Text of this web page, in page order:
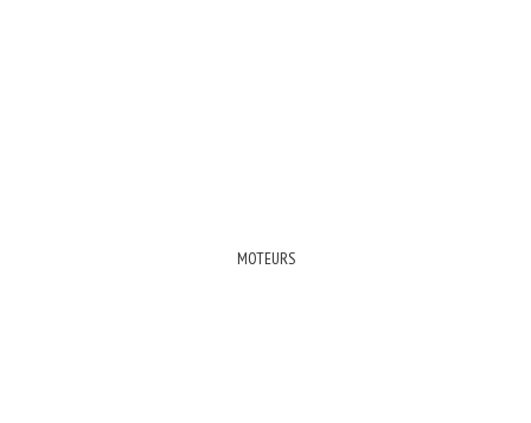
MOTEURS